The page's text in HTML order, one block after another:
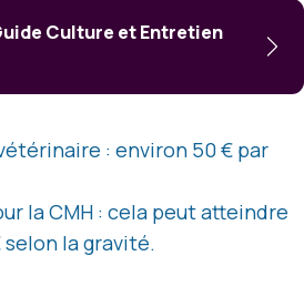
Culture et Entretien
: environ 50 € par
la CMH : cela peut atteindre
selon la gravité.